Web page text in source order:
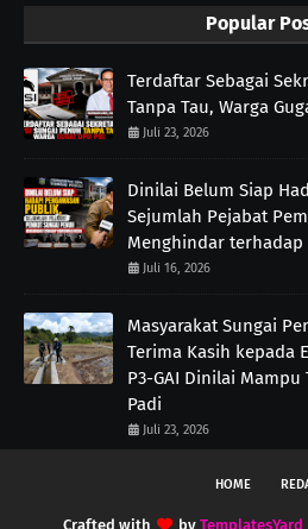
Popular
Terdaftar Sebagai
Tanpa Tau, Warga
Juli 23, 2026
Dinilai Belum Siap
Sejumlah Pejabat
Menghindar
Juli 16, 2026
Masyarakat Sungai
Terima Kasih kepada
P3-GAI Dinilai
Padi
Juli 23, 2026
HOME
Crafted with by TemplatesYard